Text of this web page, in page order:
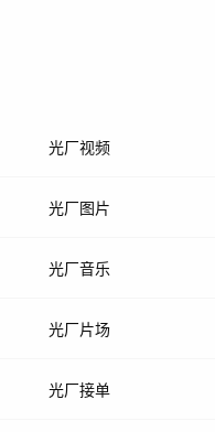
光厂视频
上传视频
光厂图片
上传图片
光厂音乐
热门音乐
光厂片场
上传案例
光厂接单